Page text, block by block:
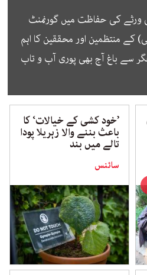
ورثے کی حفاظت میں گورنمنٹ
کے منتظمین اور محققین کا اہم
سے باغ آج بھی پوری آب و تاب
’خود کشی کے خیالات‘ کا
باعث بننے والا زہریلا پودا
تالے میں بند
سائنس